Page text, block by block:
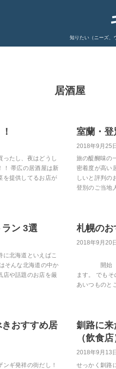
知りたい（ニーズ、
居酒屋
ったし、夜はどうし
！ 帯広の居酒屋は新
を提供してるお店が
室蘭・登
2018年9月25
旅の醍醐味の
密着度が高い
しいと評判の
登別のご当地
ン 3選
北海道といえばこ
そんな北海道の中か
店や話題のお店を厳
札幌のお
2018年9月20日
開始 11：
ます。 でも
あいつものと
おすすめ居
ギ発祥の街だし！
釧路に来
（飲食
2018年9月13
せっかく釧路